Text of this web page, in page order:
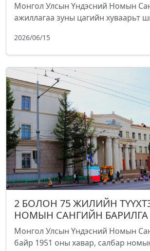
Монгол Улсын Үндэсний Номын
ажиллагаа зуны цагийн хуваарьт
2026/06/15
2 БОЛОН 75 ЖИЛИЙН
НОМЫН САНГИЙН БАРИЛГА
Монгол Улсын Үндэсний Номын
байр 1951 оны хавар, салбар